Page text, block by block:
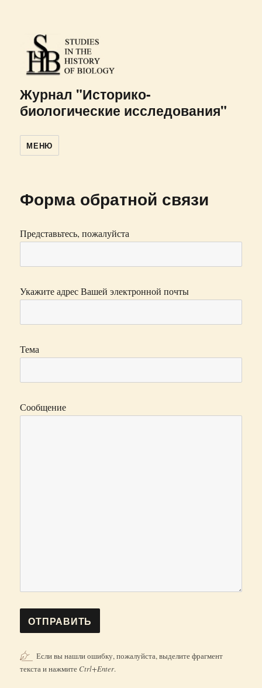
Журнал "Историко-
биологические исследования"
МЕНЮ
Форма обратной связи
Представьтесь, пожалуйста
Укажите адрес Вашей электронной почты
Тема
Сообщение
Если вы нашли ошибку, пожалуйста, выделите фрагмент
текста и нажмите Ctrl+Enter.